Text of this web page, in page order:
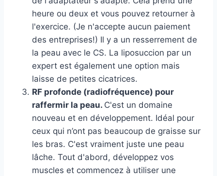
heure ou deux et vous pouvez retourner à
l'exercice. (Je n'accepte aucun paiement
des entreprises!) Il y a un resserrement de
la peau avec le CS. La liposuccion par un
expert est également une option mais
laisse de petites cicatrices.
RF profonde (radiofréquence) pour
raffermir la peau. C'est un domaine
nouveau et en développement. Idéal pour
ceux qui n’ont pas beaucoup de graisse sur
les bras. C'est vraiment juste une peau
lâche. Tout d'abord, développez vos
muscles et commencez à utiliser une